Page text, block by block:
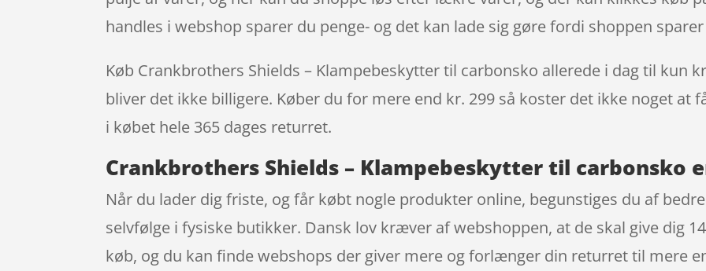
handles i webshop sparer du penge- og det kan lade sig gøre fordi shoppen
Køb Crankbrothers Shields – Klampebeskytter til carbonsko allerede i dag til kun
bliver det ikke billigere. Køber du for mere end kr. 299 så koster det ikke noget at
i købet hele 365 dages returret.
Crankbrothers Shields – Klampebeskytter til
Når du lader dig friste, og får købt nogle produkter online, begunstiges du af
selvfølge i fysiske butikker. Dansk lov kræver af webshoppen, at de skal give dig
køb, og du kan finde webshops der giver mere og forlænger din returret til mere